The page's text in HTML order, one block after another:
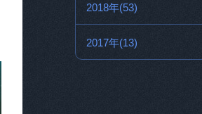
2018年(53)
2017年(13)